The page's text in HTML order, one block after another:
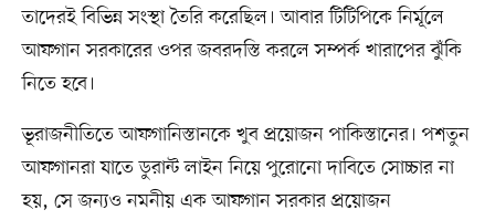
তাদেরই বিভিন্ন সংস্থা তৈরি করেছিল। আবার টিটিপিকে নির্মূলে
আফগান সরকারের ওপর জবরদস্তি করলে সম্পর্ক খারাপের ঝুঁকি
নিতে হবে।
ভূরাজনীতিতে আফগানিস্তানকে খুব প্রয়োজন পাকিস্তানের। পশতুন
আফগানরা যাতে ডুরান্ট লাইন নিয়ে পুরোনো দাবিতে সোচ্চার না
হয়, সে জন্যও নমনীয় এক আফগান সরকার প্রয়োজন